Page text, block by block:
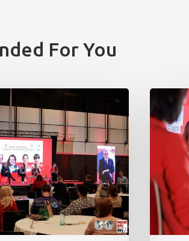
For You